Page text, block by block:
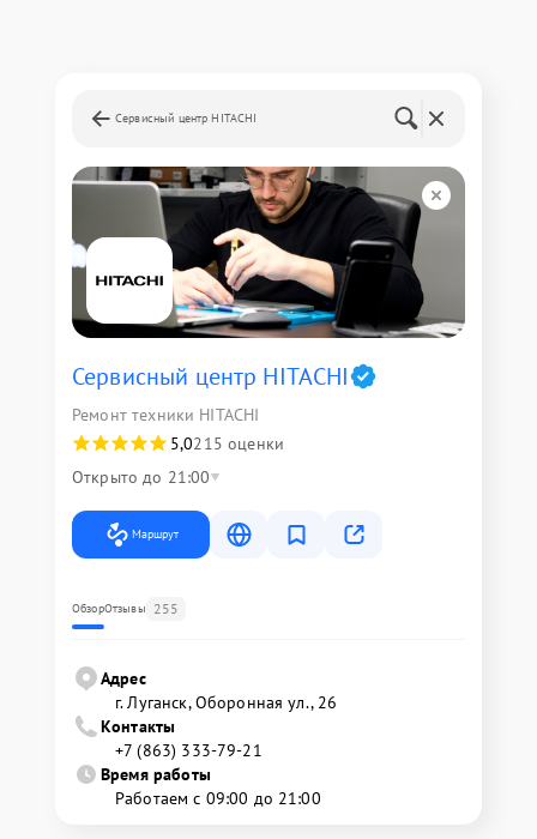
Сервисный центр HITACHI
Сервисный центр HITACHI
Ремонт техники HITACHI
5,0215 оценки
Открыто до 21:00
Маршрут
ОбзорОтзывы 255
Адрес
г. Луганск, Оборонная ул., 26
Контакты
+7 (863) 333-79-21
Время работы
Работаем с 09:00 до 21:00